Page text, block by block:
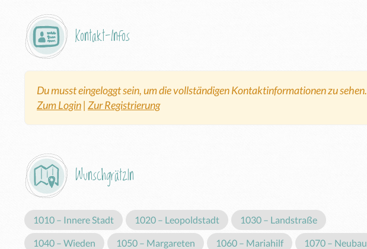
Kontakt-Infos
Du musst eingeloggt sein, um die vollständigen Kontaktinformationen zu sehen.
Zum Login| Zur Registrierung
Wunschgrätzln
1010 – Innere Stadt 1020 – Leopoldstadt 1030 – Landstraße
1040 – Wieden 1050 – Margareten 1060 – Mariahilf 1070 – Neubau